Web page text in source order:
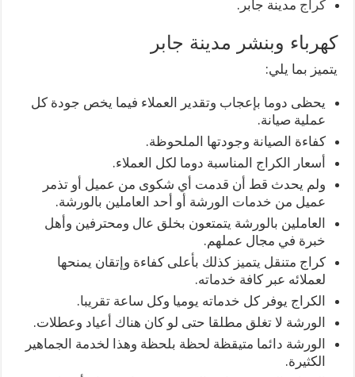
كراج مدينة جابر.
كهرباء وبنشر مدينة جابر
يتميز بما يلي:
يحظى دوما بإعجاب وتقدير العملاء فيما يخص جودة كل
عملية صيانة.
كفاءة الصيانة وجودتها الملحوظة.
أسعار الكراج المناسبة دوما لكل العملاء.
ولم يحدث قط أن قدمت أي شكوى من عميل أو تذمر
عميل من خدمات الورشة أو أحد العاملين بالورشة.
العاملين بالورشة يتمتعون بخلق عال ومحترفين وأهل
خبرة في مجال عملهم.
كراج متنقل يتميز كذلك بأعلى كفاءة وإتقان يمنحها
لعملائه عبر كافة خدماته.
الكراج يوفر كل خدماته يوميا وكل ساعة تقريبا.
الورشة لا تغلق مطلقا حتى لو كان هناك أعياد وعطلات.
الورشة دائما متيقظة لحظة بلحظة وهذا لخدمة الجماهير
الكثيرة.